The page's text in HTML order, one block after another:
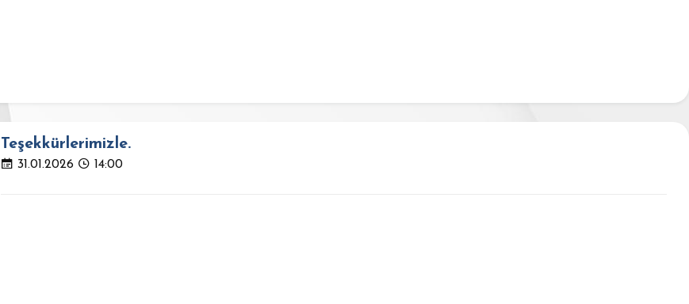
Teşekkürlerimizle.
31.01.2026 14:00